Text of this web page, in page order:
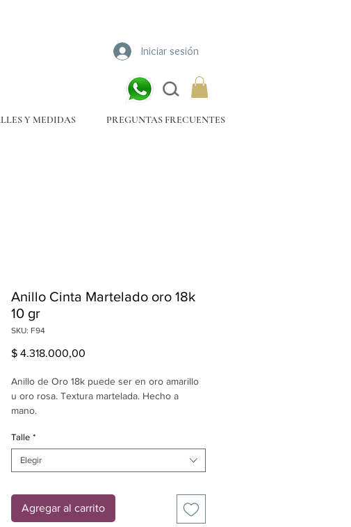
Iniciar sesión
Y MEDIDAS PREGUNTAS FRECUENTES
Anillo Cinta Martelado oro 18k
10 gr
SKU: F94
$ 4.318.000,00
Anillo de Oro 18k puede ser en oro amarillo
u oro rosa. Textura martelada. Hecho a
mano.
Ancho: 8 mm
Talle *
Elegir
Agregar al carrito